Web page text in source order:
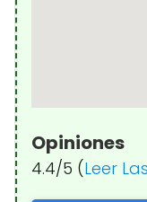
Opiniones
4.4/5 (Leer